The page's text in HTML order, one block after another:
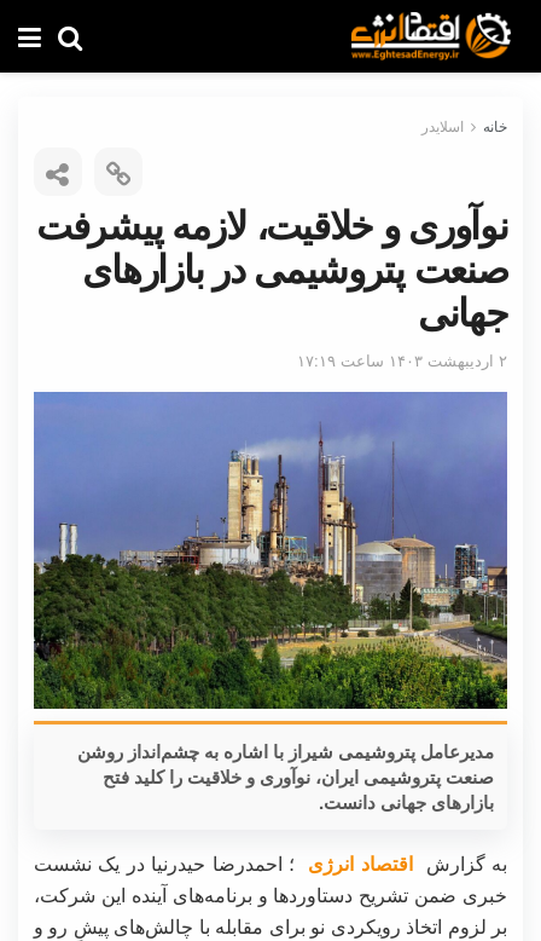
خانه اسلایدر
نوآوری و خلاقیت، لازمه پیشرفت
صنعت پتروشیمی در بازارهای
جهانی
۲ اردیبهشت ۱۴۰۳ ساعت ۱۷:۱۹
مدیرعامل پتروشیمی شیراز با اشاره به چشم‌انداز روشن
صنعت پتروشیمی ایران، نوآوری و خلاقیت را کلید فتح
بازارهای جهانی دانست.
به گزارشاقتصاد انرژی ؛ احمدرضا حیدرنیا در یک نشست
خبری ضمن تشریح دستاوردها و برنامه‌های آینده این شرکت،
بر لزوم اتخاذ رویکردی نو برای مقابله با چالش‌های پیشِ رو و